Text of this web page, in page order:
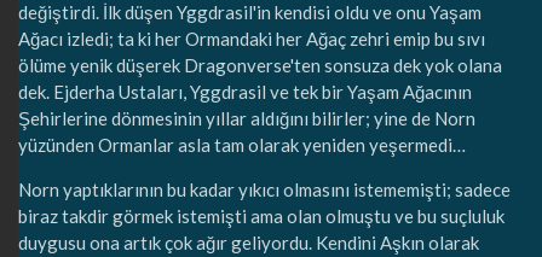
değiştirdi. İlk düşen Yggdrasil'in kendisi oldu ve onu Yaşam
Ağacı izledi; ta ki her Ormandaki her Ağaç zehri emip bu sıvı
ölüme yenik düşerek Dragonverse'ten sonsuza dek yok olana
dek. Ejderha Ustaları, Yggdrasil ve tek bir Yaşam Ağacının
Şehirlerine dönmesinin yıllar aldığını bilirler; yine de Norn
yüzünden Ormanlar asla tam olarak yeniden yeşermedi…
Norn yaptıklarının bu kadar yıkıcı olmasını istememişti; sadece
biraz takdir görmek istemişti ama olan olmuştu ve bu suçluluk
duygusu ona artık çok ağır geliyordu. Kendini Aşkın olarak